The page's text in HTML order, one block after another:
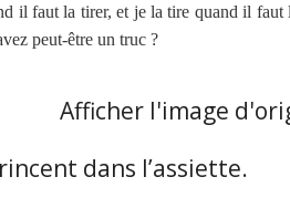
il faut la tirer, et je la tire quand il faut
peut-être un truc ?
dans l’assiette.